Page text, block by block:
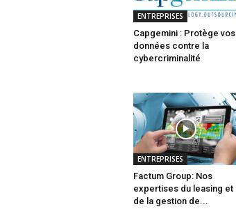
ENTREPRISES
Capgemini : Protège vos
données contre la
cybercriminalité
ENTREPRISES
Factum Group: Nos
expertises du leasing et
de la gestion de...